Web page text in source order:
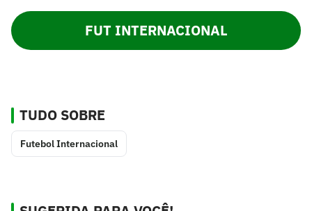
FUT INTERNACIONAL
TUDO SOBRE
Futebol Internacional